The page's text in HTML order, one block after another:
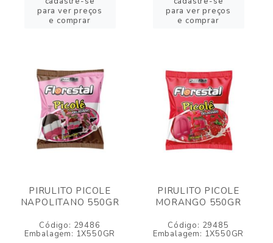
para ver preços
e comprar
para ver preços
e comprar
PIRULITO PICOLE
NAPOLITANO 550GR
Código: 29486
Embalagem: 1X550GR
PIRULITO PICOLE
MORANGO 550GR
Código: 29485
Embalagem: 1X550GR